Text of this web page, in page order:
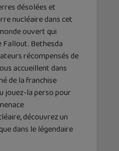
désolées et
nucléaire dans cet
ouvert qui
Fallout. Bethesda
récompensés de
accueillent dans
de la franchise
jouez-la perso pour
découvrez un
dans le légendaire